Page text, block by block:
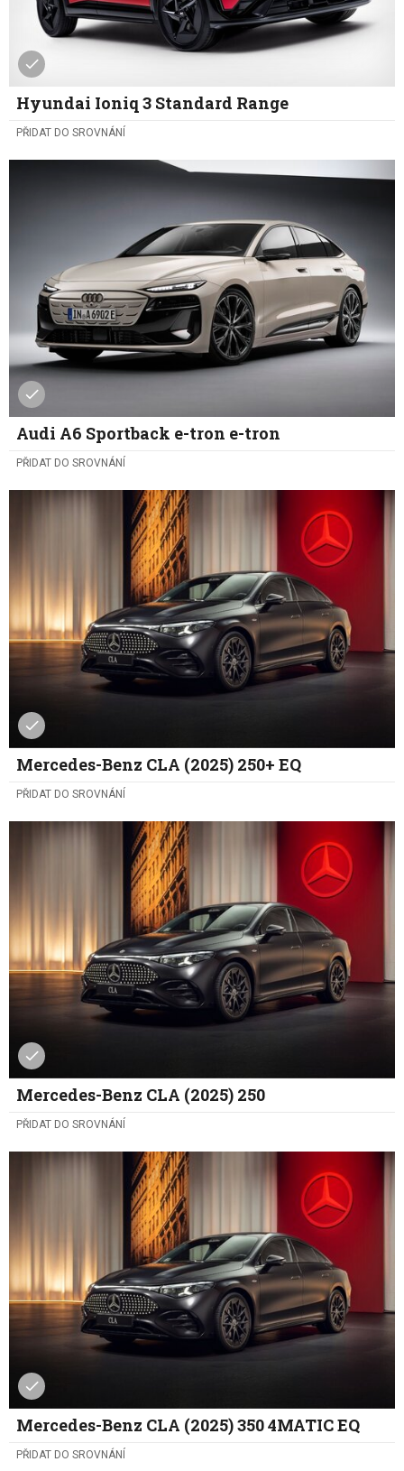
Hyundai Ioniq 3 Standard Range
PŘIDAT DO SROVNÁNÍ
Audi A6 Sportback e-tron e-tron
PŘIDAT DO SROVNÁNÍ
Mercedes-Benz CLA (2025) 250+ EQ
PŘIDAT DO SROVNÁNÍ
Mercedes-Benz CLA (2025) 250
PŘIDAT DO SROVNÁNÍ
Mercedes-Benz CLA (2025) 350 4MATIC EQ
PŘIDAT DO SROVNÁNÍ